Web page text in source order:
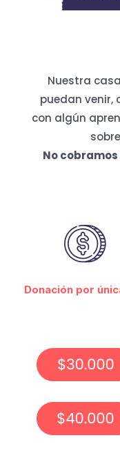
Nuestra
puedan venir,
con algún
No
Donación por